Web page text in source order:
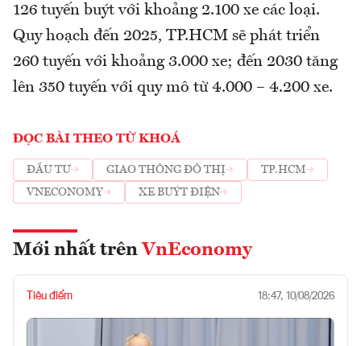
126 tuyến buýt với khoảng 2.100 xe các loại.
Quy hoạch đến 2025, TP.HCM sẽ phát triển
260 tuyến với khoảng 3.000 xe; đến 2030 tăng
lên 350 tuyến với quy mô từ 4.000 – 4.200 xe.
ĐỌC BÀI THEO TỪ KHOÁ
ĐẦU TƯ GIAO THÔNG ĐÔ THỊ
TP.HCM
VNECONOMY
XE BUÝT ĐIỆN
Mới nhất trên VnEconomy
Tiêu điểm 18:47, 10/08/2026